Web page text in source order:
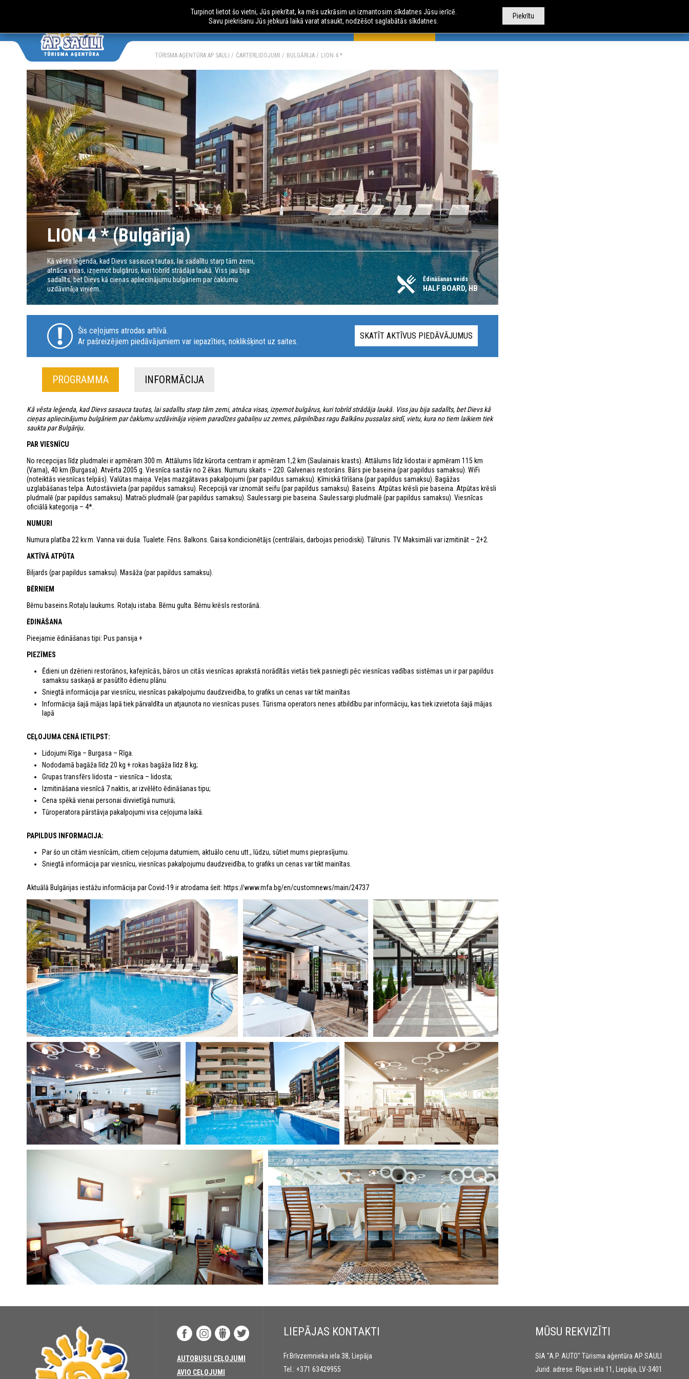
AUTOBUSU CEĻOJUMI AVIO CEĻOJUMI ČARTERLIDOJUMI AUTOBUSU NOMA CITI PAKALPOJUMI
TŪRISMA AĢENTŪRA AP SAULI ČARTERLIDOJUMI BULGĀRIJA LION 4 *
LION 4 * (Bulgārija)
Kā vēsta leģenda, kad Dievs sasauca tautas, lai sadalītu starp tām zemi,
atnāca visas, izņemot bulgārus, kuri tobrīd strādāja laukā. Viss jau bija
sadalīts, bet Dievs kā cieņas apliecinājumu bulgāriem par čaklumu
uzdāvināja viņiem...
Ēdināšanas veids
HALF BOARD, HB
SKATĪT AKTĪVUS PIEDĀVĀJUMUS
Šis ceļojums atrodas arhīvā.
Ar pašreizējiem piedāvājumiem var iepazīties, noklikšķinot uz saites.
PROGRAMMA INFORMĀCIJA
Kā vēsta leģenda, kad Dievs sasauca tautas, lai sadalītu starp tām zemi, atnāca visas, izņemot bulgārus, kuri tobrīd strādāja laukā. Viss jau bija sadalīts, bet Dievs kā
cieņas apliecinājumu bulgāriem par čaklumu uzdāvināja viņiem paradīzes gabaliņu uz zemes, pārpilnības ragu Balkānu pussalas sirdī, vietu, kura no tiem laikiem tiek
saukta par Bulgāriju.
PAR VIESNĪCU
No recepcijas līdz pludmalei ir apmēram 300 m. Attālums līdz kūrorta centram ir apmēram 1,2 km (Saulainais krasts). Attālums līdz lidostai ir apmēram 115 km
(Varna), 40 km (Burgasa). Atvērta 2005 g. Viesnīca sastāv no 2 ēkas. Numuru skaits – 220. Galvenais restorāns. Bārs pie baseina (par papildus samaksu). WiFi
(noteiktās viesnīcas telpās). Valūtas maiņa. Veļas mazgātavas pakalpojumi (par papildus samaksu). Ķīmiskā tīrīšana (par papildus samaksu). Bagāžas
uzglabāšanas telpa. Autostāvvieta (par papildus samaksu). Recepcijā var iznomāt seifu (par papildus samaksu). Baseins. Atpūtas krēsli pie baseina. Atpūtas krēsli
pludmalē (par papildus samaksu). Matrači pludmalē (par papildus samaksu). Saulessargi pie baseina. Saulessargi pludmalē (par papildus samaksu). Viesnīcas
oficiālā kategorija – 4*.
NUMURI
Numura platība 22 kv.m. Vanna vai duša. Tualete. Fēns. Balkons. Gaisa kondicionētājs (centrālais, darbojas periodiski). Tālrunis. TV. Maksimāli var izmitināt – 2+2.
AKTĪVĀ ATPŪTA
Biljards (par papildus samaksu). Masāža (par papildus samaksu).
BĒRNIEM
Bērnu baseins.Rotaļu laukums. Rotaļu istaba. Bērnu gulta. Bērnu krēsls restorānā.
ĒDINĀŠANA
Pieejamie ēdināšanas tipi: Pus pansija +
PIEZĪMES
Ēdieni un dzērieni restorānos, kafejnīcās, bāros un citās viesnīcas aprakstā norādītās vietās tiek pasniegti pēc viesnīcas vadības sistēmas un ir par papildus
samaksu saskaņā ar pasūtīto ēdienu plānu.
Sniegtā informācija par viesnīcu, viesnīcas pakalpojumu daudzveidība, to grafiks un cenas var tikt mainītas
Informācija šajā mājas lapā tiek pārvaldīta un atjaunota no viesnīcas puses. Tūrisma operators nenes atbildību par informāciju, kas tiek izvietota šajā mājas
lapā
CEĻOJUMA CENĀ IETILPST:
Lidojumi Rīga – Burgasa – Rīga.
Nododamā bagāža līdz 20 kg + rokas bagāža līdz 8 kg;
Grupas transfērs lidosta – viesnīca – lidosta;
Izmitināšana viesnīcā 7 naktis, ar izvēlēto ēdināšanas tipu;
Cena spēkā vienai personai divvietīgā numurā;
Tūroperatora pārstāvja pakalpojumi visa ceļojuma laikā.
PAPILDUS INFORMACIJA:
Par šo un citām viesnīcām, citiem ceļojuma datumiem, aktuālo cenu utt., lūdzu, sūtiet mums pieprasījumu.
Sniegtā informācija par viesnīcu, viesnīcas pakalpojumu daudzveidība, to grafiks un cenas var tikt mainītas.
Aktuālā Bulgārijas iestāžu informācija par Covid-19 ir atrodama šeit: https://www.mfa.bg/en/customnews/main/24737
AUTOBUSU CEĻOJUMI
AVIO CEĻOJUMI
LIEPĀJAS KONTAKTI
Fr.Brīvzemnieka iela 38, Liepāja
Tel.: +371 63429955
MŪSU REKVIZĪTI
SIA "A.P. AUTO" Tūrisma aģentūra AP SAULI
Jurid. adrese: Rīgas iela 11, Liepāja, LV-3401
Piekrītu
Turpinot lietot šo vietni, Jūs piekrītat, ka mēs uzkrāsim un izmantosim sīkdatnes Jūsu ierīcē.
Savu piekrišanu Jūs jebkurā laikā varat atsaukt, nodzēšot saglabātās sīkdatnes.